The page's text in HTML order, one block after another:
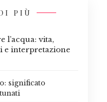
PIÙ
l’acqua: vita,
e interpretazione
significato